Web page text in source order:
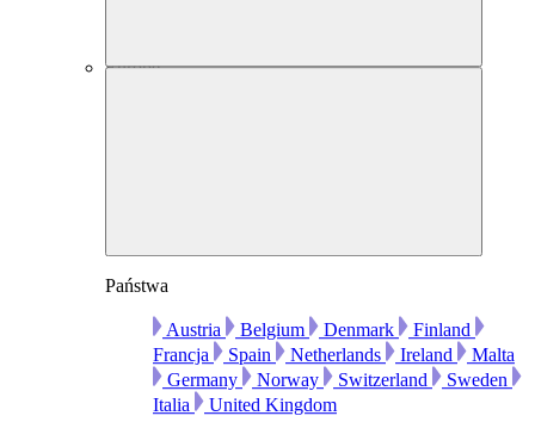
Europe
Państwa
Austria Belgium Denmark
Finland
Francja
Spain Netherlands Ireland
Malta
Germany
Norway Switzerland
Sweden
Italia
United Kingdom